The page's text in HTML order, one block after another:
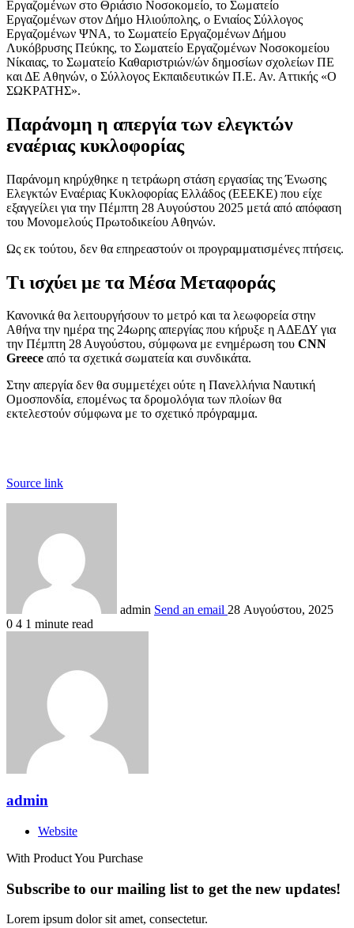
Εργαζομένων στο Θριάσιο Νοσοκομείο, το Σωματείο
Εργαζομένων στον Δήμο Ηλιούπολης, ο Ενιαίος Σύλλογος
Εργαζομένων ΨΝΑ, το Σωματείο Εργαζομένων Δήμου
Λυκόβρυσης Πεύκης, το Σωματείο Εργαζομένων Νοσοκομείου
Νίκαιας, το Σωματείο Καθαριστριών/ών δημοσίων σχολείων ΠΕ
και ΔΕ Αθηνών, ο Σύλλογος Εκπαιδευτικών Π.Ε. Αν. Αττικής «Ο
ΣΩΚΡΑΤΗΣ».
Παράνομη η απεργία των ελεγκτών
εναέριας κυκλοφορίας
Παράνομη κηρύχθηκε η τετράωρη στάση εργασίας της Ένωσης
Ελεγκτών Εναέριας Κυκλοφορίας Ελλάδος (ΕΕΕΚΕ) που είχε
εξαγγείλει για την Πέμπτη 28 Αυγούστου 2025 μετά από απόφαση
του Μονομελούς Πρωτοδικείου Αθηνών.
Ως εκ τούτου, δεν θα επηρεαστούν οι προγραμματισμένες πτήσεις.
Τι ισχύει με τα Μέσα Μεταφοράς
Κανονικά θα λειτουργήσουν το μετρό και τα λεωφορεία στην
Αθήνα την ημέρα της 24ωρης απεργίας που κήρυξε η ΑΔΕΔΥ για
την Πέμπτη 28 Αυγούστου, σύμφωνα με ενημέρωση του CNN
Greece από τα σχετικά σωματεία και συνδικάτα.
Στην απεργία δεν θα συμμετέχει ούτε η Πανελλήνια Ναυτική
Ομοσπονδία, επομένως τα δρομολόγια των πλοίων θα
εκτελεστούν σύμφωνα με το σχετικό πρόγραμμα.
Source link
admin Send an email 28 Αυγούστου, 2025
0 4 1 minute read
admin
Website
With Product You Purchase
Subscribe to our mailing list to get the new updates!
Lorem ipsum dolor sit amet, consectetur.